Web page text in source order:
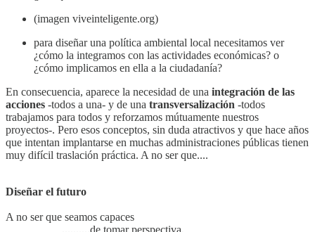
(imagen viveinteligente.org)
para diseñar una política ambiental local necesitamos ver
¿cómo la integramos con las actividades económicas? o
¿cómo implicamos en ella a la ciudadanía?
En consecuencia, aparece la necesidad de una integración de las
acciones -todos a una- y de una transversalización -todos
trabajamos para todos y reforzamos mútuamente nuestros
proyectos-. Pero esos conceptos, sin duda atractivos y que hace años
que intentan implantarse en muchas administraciones públicas tienen
muy difícil traslación práctica. A no ser que....
Diseñar el futuro
A no ser que seamos capaces